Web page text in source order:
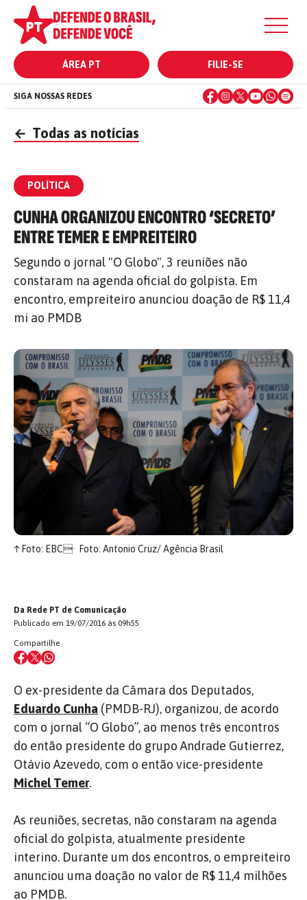
ÁREA PT FILIE-SE
SIGA NOSSAS REDES
← Todas as notícias
POLÍTICA
CUNHA ORGANIZOU ENCONTRO ‘SECRETO’
ENTRE TEMER E EMPREITEIRO
Segundo o jornal "O Globo", 3 reuniões não
constaram na agenda oficial do golpista. Em
encontro, empreiteiro anunciou doação de R$ 11,4
mi ao PMDB
↑Foto: EBC Foto: Antonio Cruz/ Agência Brasil
Da Rede PT de Comunicação
Publicado em 19/07/2016 às 09h55
Compartilhe
O ex-presidente da Câmara dos Deputados,
Eduardo Cunha (PMDB-RJ), organizou, de acordo
com o jornal “O Globo”, ao menos três encontros
do então presidente do grupo Andrade Gutierrez,
Otávio Azevedo, com o então vice-presidente
Michel Temer.
As reuniões, secretas, não constaram na agenda
oficial do golpista, atualmente presidente
interino. Durante um dos encontros, o empreiteiro
anunciou uma doação no valor de R$ 11,4 milhões
ao PMDB.